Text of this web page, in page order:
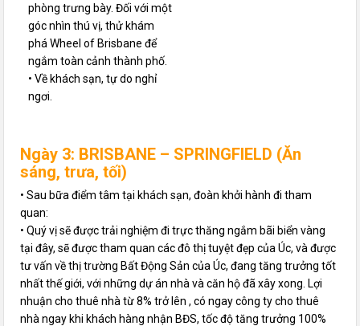
phòng trưng bày. Đối với một
góc nhìn thú vị, thử khám
phá Wheel of Brisbane để
ngắm toàn cảnh thành phố.
• Về khách sạn, tự do nghỉ
ngơi.
Ngày 3: BRISBANE – SPRINGFIELD (Ăn
sáng, trưa, tối)
• Sau bữa điểm tâm tại khách sạn, đoàn khởi hành đi tham
quan:
• Quý vị sẽ được trải nghiệm đi trực thăng ngắm bãi biển vàng
tại đây, sẽ được tham quan các đô thị tuyệt đẹp của Úc, và được
tư vấn về thị trường Bất Động Sản của Úc, đang tăng trưởng tốt
nhất thế giới, với những dự án nhà và căn hộ đã xây xong. Lợi
nhuận cho thuê nhà từ 8% trở lên , có ngay công ty cho thuê
nhà ngay khi khách hàng nhận BĐS, tốc độ tăng trưởng 100%